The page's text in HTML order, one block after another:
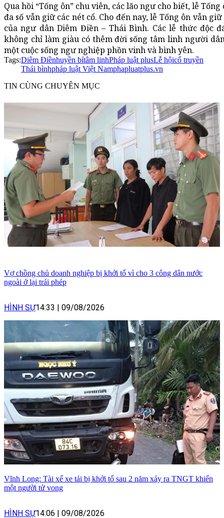
Qua hồi “Tống ôn” chu viên, các lão ngư cho biết, lễ
đa số vẫn giữ các nét cổ. Cho đến nay, lễ Tống ôn vẫn
của ngư dân Diêm Điền – Thái Bình. Các lễ thức độc
không chỉ làm giàu có thêm đời sống tâm linh người
một cuộc sống ngư nghiệp phồn vinh và bình yên.
Tags:Diêm Điềnhuyền bítâm linhPháp luật plusLễ hộicổ truyền
Thái bìnhpháp luật Việt Namphapluatplus.vn
TIN CÙNG CHUYÊN MỤC
Vợ chồng chủ doanh nghiệp bị khởi tố vì cho 3 công dân nước
ngoài ở lại trái phép
HÌNH SỰ14:33 | 09/08/2026
Vĩnh Long: Tài xế xe tải bị khởi tố sau 2 năm xảy ra TNGT khiến
một người tử vong
HÌNH SỰ14:06 | 09/08/2026